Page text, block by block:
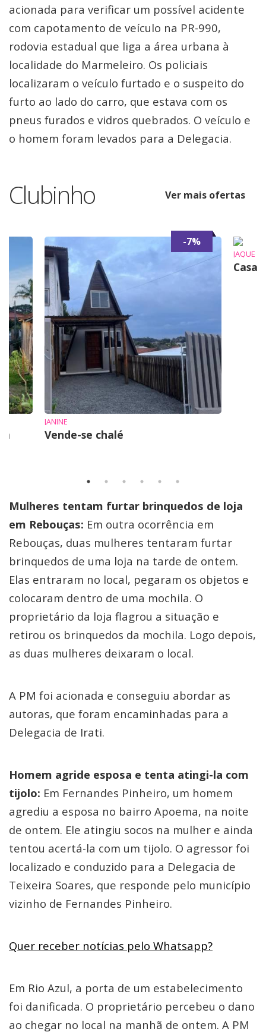
acionada para verificar um possível acidente
com capotamento de veículo na PR-990,
rodovia estadual que liga a área urbana à
localidade do Marmeleiro. Os policiais
localizaram o veículo furtado e o suspeito do
furto ao lado do carro, que estava com os
pneus furados e vidros quebrados. O veículo e
o homem foram levados para a Delegacia.
Clubinho Ver mais ofertas
-7%
JANINE
Vende-se chalé
JAQUE
Casa
Mulheres tentam furtar brinquedos de loja
em Rebouças: Em outra ocorrência em
Rebouças, duas mulheres tentaram furtar
brinquedos de uma loja na tarde de ontem.
Elas entraram no local, pegaram os objetos e
colocaram dentro de uma mochila. O
proprietário da loja flagrou a situação e
retirou os brinquedos da mochila. Logo depois,
as duas mulheres deixaram o local.
A PM foi acionada e conseguiu abordar as
autoras, que foram encaminhadas para a
Delegacia de Irati.
Homem agride esposa e tenta atingi-la com
tijolo: Em Fernandes Pinheiro, um homem
agrediu a esposa no bairro Apoema, na noite
de ontem. Ele atingiu socos na mulher e ainda
tentou acertá-la com um tijolo. O agressor foi
localizado e conduzido para a Delegacia de
Teixeira Soares, que responde pelo município
vizinho de Fernandes Pinheiro.
Quer receber notícias pelo Whatsapp?
Em Rio Azul, a porta de um estabelecimento
foi danificada. O proprietário percebeu o dano
ao chegar no local na manhã de ontem. A PM